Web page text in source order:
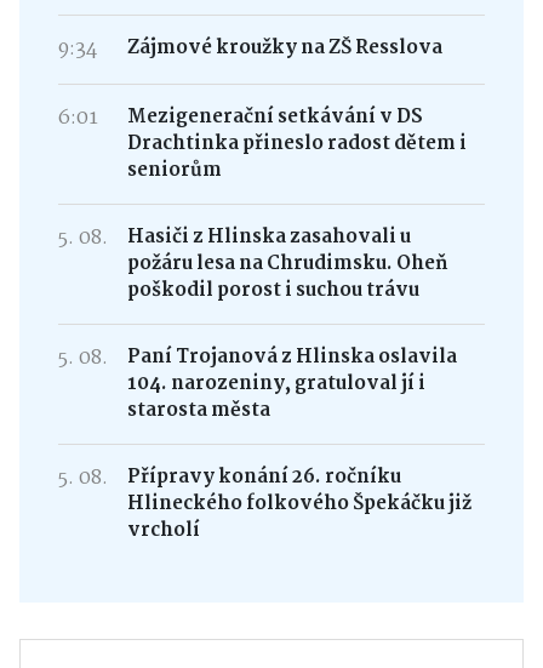
9:34 Zájmové kroužky na ZŠ Resslova
6:01
Mezigenerační setkávání v DS
Drachtinka přineslo radost dětem i
seniorům
5. 08.
Hasiči z Hlinska zasahovali u
požáru lesa na Chrudimsku. Oheň
poškodil porost i suchou trávu
5. 08.
Paní Trojanová z Hlinska oslavila
104. narozeniny, gratuloval jí i
starosta města
5. 08.
Přípravy konání 26. ročníku
Hlineckého folkového Špekáčku již
vrcholí